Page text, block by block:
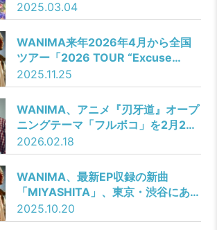
想いを届ける際に後押ししてくれる
楽曲。
2025.03.04
WANIMA来年2026年4月から全国
ツアー「2026 TOUR “Excuse
Error”」開催決定!!
2025.11.25
WANIMA、アニメ『刃牙道』オープ
ニングテーマ「フルボコ」を2月25
日にミニアルバムより先行配信！ジ
ャケット写真は鍛え上げられたギタ
リストKO-SHINの肉体美！
2026.02.18
WANIMA、最新EP収録の新曲
「MIYASHITA」、東京・渋谷にある
MIYASHITA PARKを舞台にした
Music Video公開!
2025.10.20